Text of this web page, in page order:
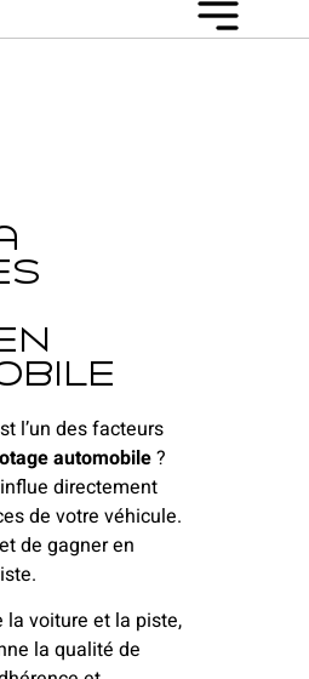
l’un des facteurs
automobile?
directement
de votre véhicule.
de gagner en
voiture et la piste,
la qualité de